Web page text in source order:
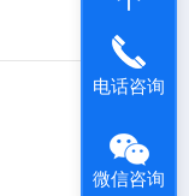
电话咨询
微信咨询